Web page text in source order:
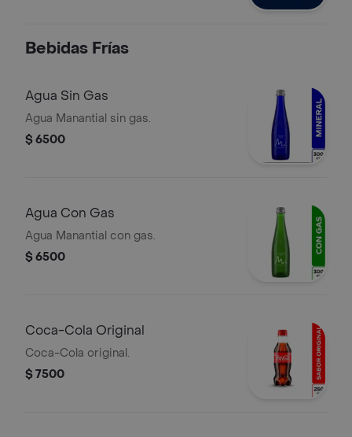
Bebidas Frías
Agua Sin Gas
Agua Manantial sin gas.
$ 6500
Agua Con Gas
Agua Manantial con gas.
$ 6500
Coca-Cola Original
Coca-Cola original.
$ 7500